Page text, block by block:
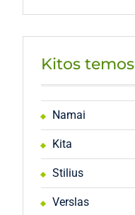
Kitos temos
Namai
Kita
Stilius
Verslas